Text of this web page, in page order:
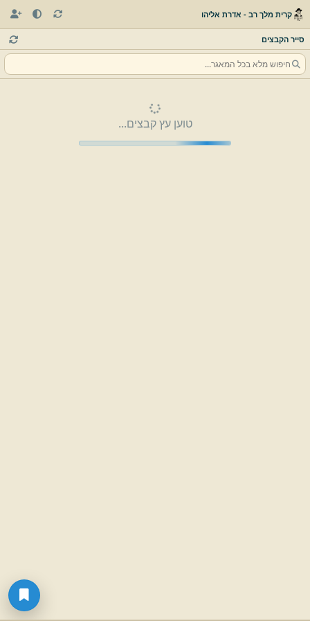
קרית מלך רב - אדרת אליהו
סייר הקבצים
טוען עץ קבצים...